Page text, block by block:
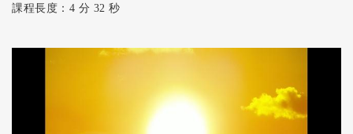
課程長度：4 分 32 秒